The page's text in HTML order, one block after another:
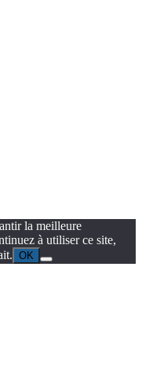
la meilleure
à utiliser ce site,
OK